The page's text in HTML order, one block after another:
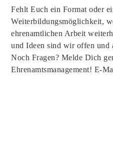
Fehlt Euch ein Format oder
Weiterbildungsmöglichkeit,
ehrenamtlichen Arbeit
und Ideen sind wir offen und
Noch Fragen? Melde Dich
Ehrenamtsmanagement! E-